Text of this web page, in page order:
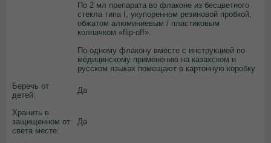
По 2 мл препарата во флаконе из бесцветного
стекла типа I, укупоренном резиновой пробкой,
обжатом алюминиевым / пластиковым
колпачком «flip-off».
По одному флакону вместе с инструкцией по
медицинскому применению на казахском и
русском языках помещают в картонную коробку
Беречь от
детей:
Да
Хранить в
защищенном от
света месте:
Да